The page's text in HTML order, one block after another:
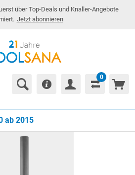
über Top-Deals und Knaller-Angebote
Jetzt abonnieren
0
ab 2015